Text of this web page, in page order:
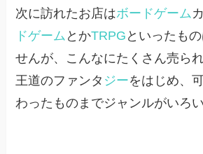
次に訪れたお店はボードゲーム
ドゲーム とかTRPG といったも
せんが、こんなにたくさん売ら
王道のファンタ ジーをはじめ、
わったものまでジャンルがいろい